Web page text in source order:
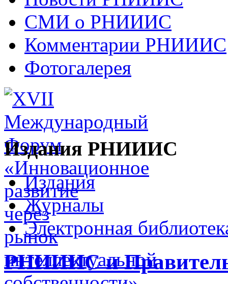
СМИ о РНИИИС
Комментарии РНИИИС
Фотогалерея
Издания РНИИИС
Издания
Журналы
Электронная
РНИИИС и